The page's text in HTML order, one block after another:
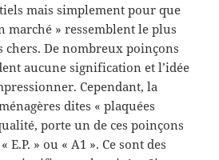
mais simplement pour que
marché » ressemblent le plus
chers. De nombreux poinçons
aucune signification et l’idée
Cependant, la
dites « plaquées
porte un de ces poinçons
» ou « A1 ». Ce sont des